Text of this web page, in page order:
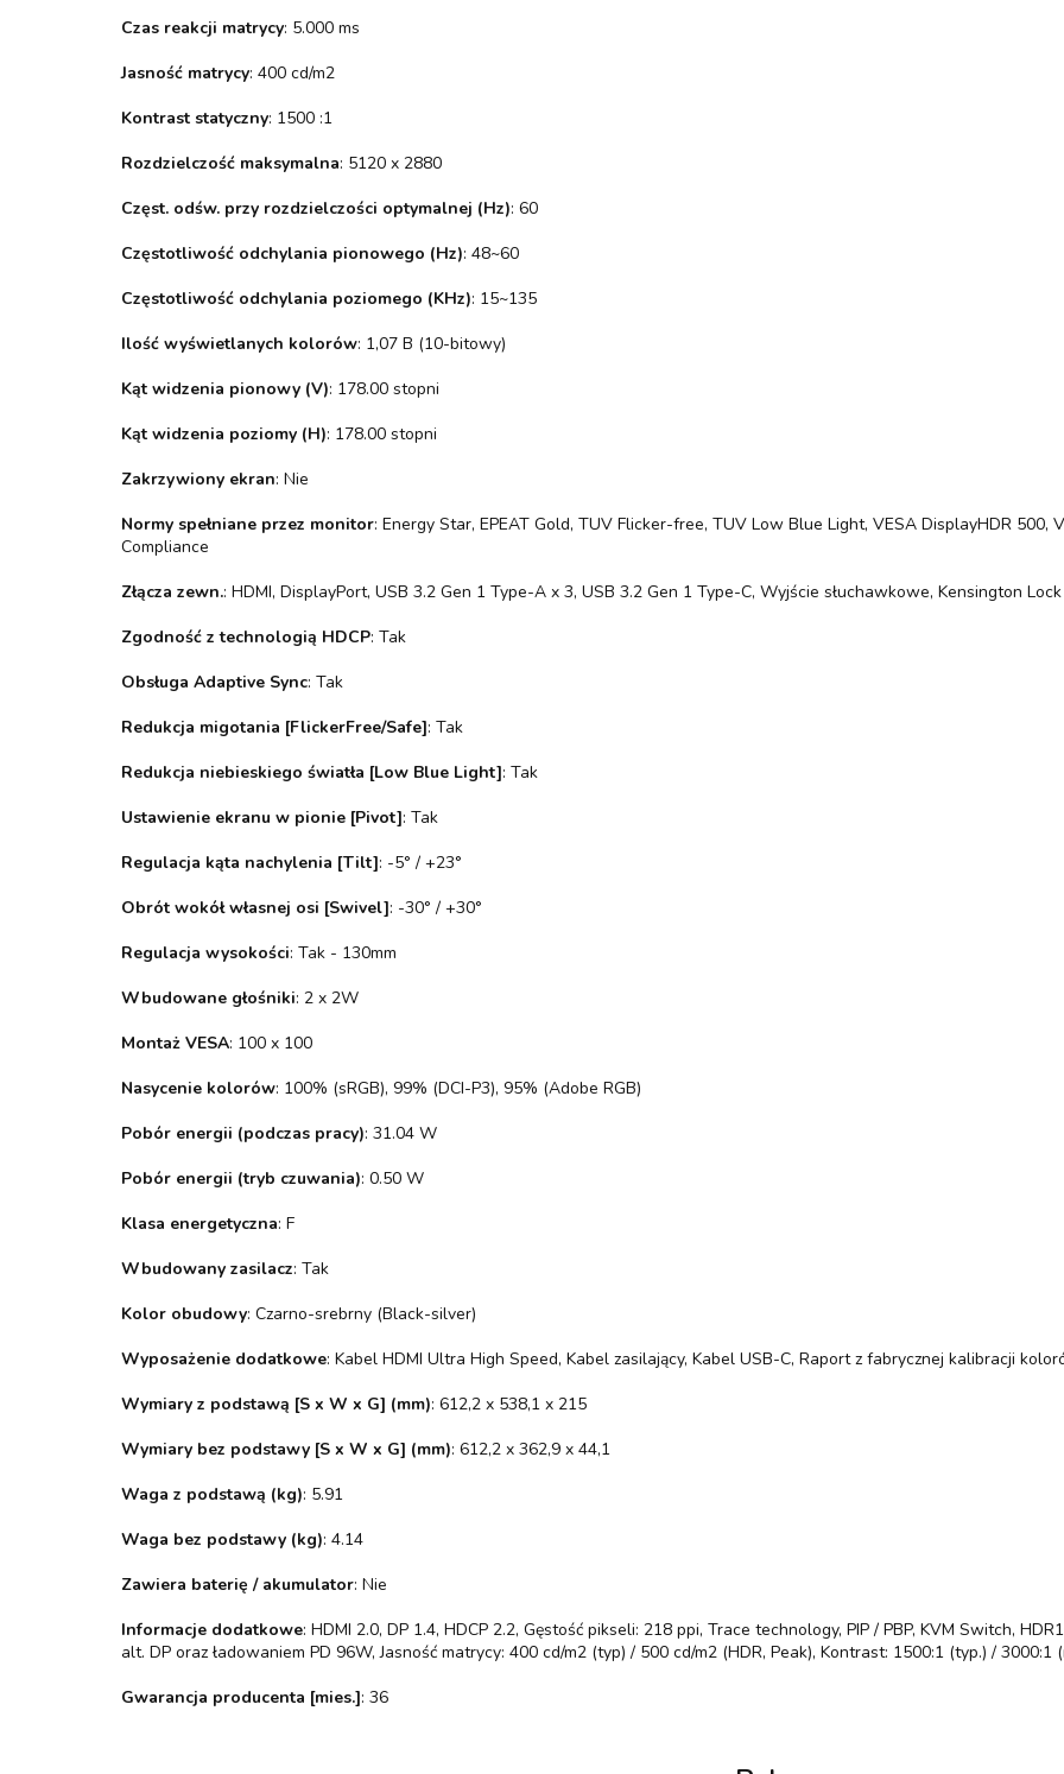
Czas reakcji matrycy: 5.000 ms
Jasność matrycy: 400 cd/m2
Kontrast statyczny: 1500 :1
Rozdzielczość maksymalna: 5120 x 2880
Częst. odśw. przy rozdzielczości optymalnej (Hz): 60
Częstotliwość odchylania pionowego (Hz): 48~60
Częstotliwość odchylania poziomego (KHz): 15~135
Ilość wyświetlanych kolorów: 1,07 B (10-bitowy)
Kąt widzenia pionowy (V): 178.00 stopni
Kąt widzenia poziomy (H): 178.00 stopni
Zakrzywiony ekran: Nie
Normy spełniane przez monitor: Energy Star, EPEAT Gold, TUV Flicker-free, TUV Low Blue Light, VESA DisplayHDR 500,
Compliance
Złącza zewn.: HDMI, DisplayPort, USB 3.2 Gen 1 Type-A x 3, USB 3.2 Gen 1 Type-C, Wyjście słuchawkowe, Kensington Lock
Zgodność z technologią HDCP: Tak
Obsługa Adaptive Sync: Tak
Redukcja migotania [FlickerFree/Safe]: Tak
Redukcja niebieskiego światła [Low Blue Light]: Tak
Ustawienie ekranu w pionie [Pivot]: Tak
Regulacja kąta nachylenia [Tilt]: -5° / +23°
Obrót wokół własnej osi [Swivel]: -30° / +30°
Regulacja wysokości: Tak - 130mm
Wbudowane głośniki: 2 x 2W
Montaż VESA: 100 x 100
Nasycenie kolorów: 100% (sRGB), 99% (DCI-P3), 95% (Adobe RGB)
Pobór energii (podczas pracy): 31.04 W
Pobór energii (tryb czuwania): 0.50 W
Klasa energetyczna: F
Wbudowany zasilacz: Tak
Kolor obudowy: Czarno-srebrny (Black-silver)
Wyposażenie dodatkowe: Kabel HDMI Ultra High Speed, Kabel zasilający, Kabel USB-C, Raport z fabrycznej kalibracji
Wymiary z podstawą [S x W x G] (mm): 612,2 x 538,1 x 215
Wymiary bez podstawy [S x W x G] (mm): 612,2 x 362,9 x 44,1
Waga z podstawą (kg): 5.91
Waga bez podstawy (kg): 4.14
Zawiera baterię / akumulator: Nie
Informacje dodatkowe: HDMI 2.0, DP 1.4, HDCP 2.2, Gęstość pikseli: 218 ppi, Trace technology, PIP / PBP, KVM Switch,
alt. DP oraz ładowaniem PD 96W, Jasność matrycy: 400 cd/m2 (typ) / 500 cd/m2 (HDR, Peak), Kontrast: 1500:1 (typ.) / 3000:1
Gwarancja producenta [mies.]: 36